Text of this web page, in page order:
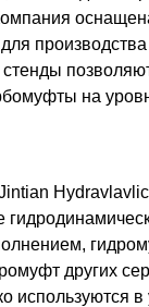
производства
на
других
используются в